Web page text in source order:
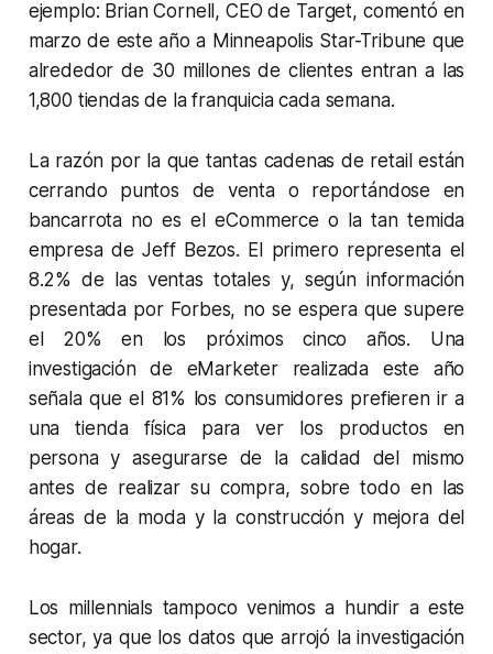
ejemplo: Brian Cornell, CEO de Target, comentó en
marzo de este año a Minneapolis Star-Tribune que
alrededor de 30 millones de clientes entran a las
1,800 tiendas de la franquicia cada semana.
La razón por la que tantas cadenas de retail están
cerrando puntos de venta o reportándose en
bancarrota no es el eCommerce o la tan temida
empresa de Jeff Bezos. El primero representa el
8.2% de las ventas totales y, según información
presentada por Forbes, no se espera que supere
el 20% en los próximos cinco años. Una
investigación de eMarketer realizada este año
señala que el 81% los consumidores prefieren ir a
una tienda física para ver los productos en
persona y asegurarse de la calidad del mismo
antes de realizar su compra, sobre todo en las
áreas de la moda y la construcción y mejora del
hogar.
Los millennials tampoco venimos a hundir a este
sector, ya que los datos que arrojó la investigación